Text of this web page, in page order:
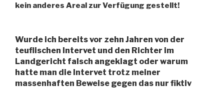
kein anderes Areal zur Verfügung gestellt!
Wurde ich bereits vor zehn Jahren von der
teuflischen Intervet und den Richter im
Landgericht falsch angeklagt oder warum
hatte man die Intervet trotz meiner
massenhaften Beweise gegen das nur fiktiv